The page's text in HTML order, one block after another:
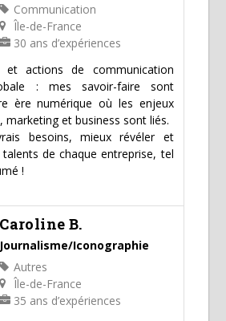
Communication
Île-de-France
30 ans d’expériences
et actions de communication
: mes savoir-faire sont
ère numérique où les enjeux
marketing et business sont liés.
besoins, mieux révéler et
de chaque entreprise, tel
!
Caroline B.
Journalisme/Iconographie
Autres
Île-de-France
35 ans d’expériences